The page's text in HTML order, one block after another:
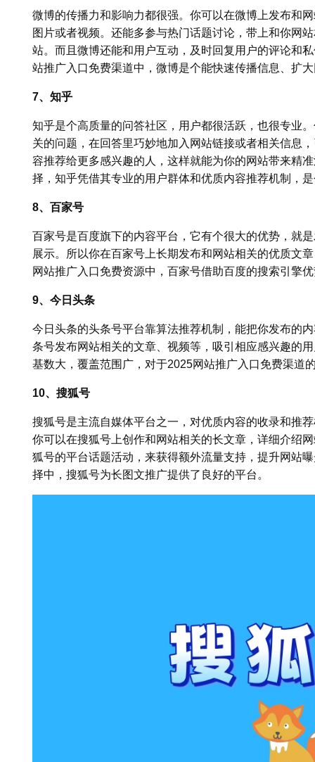
微博的传播力和影响力都很强。你可以在微博上发布和
图片或者视频。还能多参与热门话题讨论，带上和你网
站。而且微博还能和用户互动，及时回复用户的评论和
站推广入口免费渠道中，微博是个能快速传播信息、扩
7、知乎
知乎是个高质量的问答社区，用户都很活跃，也很专业
关的问题，在回答里巧妙地加入网站链接或者相关信息
容推荐给更多感兴趣的人，这样就能为你的网站带来精
择，知乎凭借其专业的用户群体和优质内容推荐机制，
8、百家号
百家号是百度旗下的内容平台，它有个很大的优势，就
展示。所以你在百家号上长期发布和网站相关的优质文
网站推广入口免费资源中，百家号借助百度的搜索引擎
9、今日头条
今日头条的头条号平台靠算法推荐机制，能把你发布的
条号发布网站相关的文章、视频等，吸引相应感兴趣的
基数大，覆盖范围广，对于2025网站推广入口免费渠道
10、搜狐号
搜狐号是主流自媒体平台之一，对优质内容的收录和推
你可以在搜狐号上创作和网站相关的长文章，详细介绍
狐号的平台话题活动，来获得额外流量支持，提升网站
择中，搜狐号为长图文推广提供了良好的平台。